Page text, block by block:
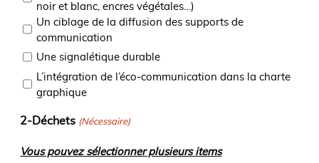
noir et blanc, encres végétales…)
Un ciblage de la diffusion des supports de
communication
Une signalétique durable
L’intégration de l’éco-communication dans la charte
graphique
2-Déchets (Nécessaire)
Vous pouvez sélectionner plusieurs items